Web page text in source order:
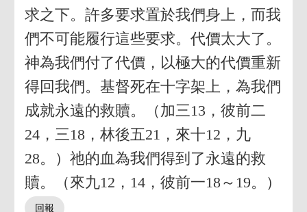
求之下。許多要求置於我們身上，而我
們不可能履行這些要求。代價太大了。
神為我們付了代價，以極大的代價重新
得回我們。基督死在十字架上，為我們
成就永遠的救贖。（加三13，彼前二
24，三18，林後五21，來十12，九
28。）祂的血為我們得到了永遠的救
贖。（來九12，14，彼前一18～19。）